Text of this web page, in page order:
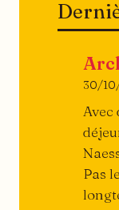
30/
Avec
Pas